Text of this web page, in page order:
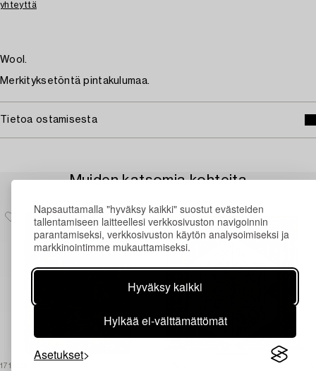
Napsauttamalla "hyväksy kaikki" suostut evästeiden
tallentamiseen laitteellesi verkkosivuston navigoinnin
parantamiseksi, verkkosivuston käytön analysoimiseksi ja
markkinointimme mukauttamiseksi.
Hyväksy kaikki
Hylkää ei-välttämättömät
Asetukset
yhteyttä
Wool.
Merkityksetöntä pintakulumaa.
Tietoa ostamisesta
Muiden katsomia kohteita
1719995